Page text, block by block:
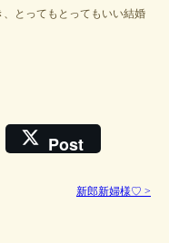
とってもとってもいい結婚
Post
新郎新婦様♡ >